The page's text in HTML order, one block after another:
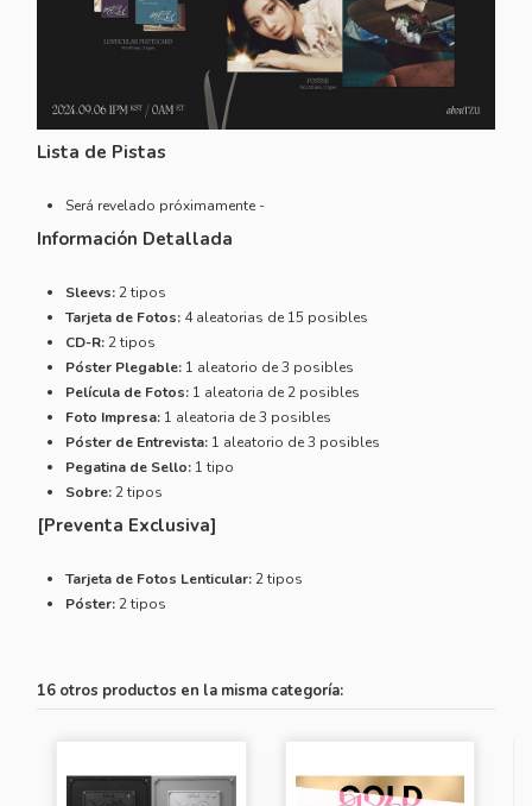
Lista de Pistas
Será revelado próximamente -
Información Detallada
Sleevs:2 tipos
Tarjeta de Fotos: 4 aleatorias de 15 posibles
CD-R:2 tipos
Póster Plegable: 1 aleatorio de 3 posibles
Película de Fotos: 1 aleatoria de 2 posibles
Foto Impresa: 1 aleatoria de 3 posibles
Póster de Entrevista: 1 aleatorio de 3 posibles
Pegatina de Sello: 1 tipo
Sobre:2 tipos
[Preventa Exclusiva]
Tarjeta de Fotos Lenticular:2 tipos
Póster:2 tipos
16 otros productos en la misma categoría: